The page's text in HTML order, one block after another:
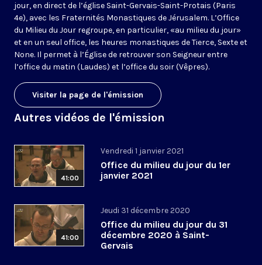
jour, en direct de l’église Saint-Gervais-Saint-Protais (Paris
4e), avec les Fraternités Monastiques de Jérusalem. L’Office
du Milieu du Jour regroupe, en particulier, «au milieu du jour»
et en un seul office, les heures monastiques de Tierce, Sexte et
None. Il permet à l’Église de retrouver son Seigneur entre
l’office du matin (Laudes) et l’office du soir (Vêpres).
Visiter la page de l'émission
Autres vidéos de l'émission
41:00
Vendredi 1 janvier 2021
Office du milieu du jour du 1er
janvier 2021
41:00
Jeudi 31 décembre 2020
Office du milieu du jour du 31
décembre 2020 à Saint-
Gervais